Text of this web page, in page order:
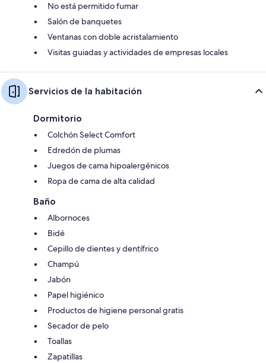
No está permitido fumar
Salón de banquetes
Ventanas con doble acristalamiento
Visitas guiadas y actividades de empresas locales
Servicios de la habitación
Dormitorio
Colchón Select Comfort
Edredón de plumas
Juegos de cama hipoalergénicos
Ropa de cama de alta calidad
Baño
Albornoces
Bidé
Cepillo de dientes y dentífrico
Champú
Jabón
Papel higiénico
Productos de higiene personal gratis
Secador de pelo
Toallas
Zapatillas